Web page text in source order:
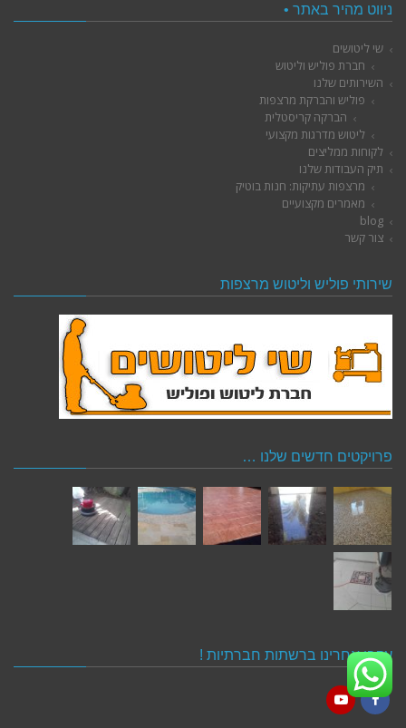
ניווט מהיר באתר •
שי ליטושים
חברת פוליש וליטוש
השירותים שלנו
פוליש והברקת מרצפות
הברקה קריסטלית
ליטוש מדרגות מקצועי
לקוחות ממליצים
תיק העבודות שלנו
מרצפות עתיקות: חנות בוטיק
מאמרים מקצועיים
blog
צור קשר
שירותי פוליש וליטוש מרצפות
פרויקטים חדשים שלנו …
עקבו אחרינו ברשתות חברתיות !